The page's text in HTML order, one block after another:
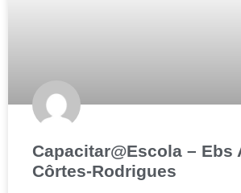
Capacitar@Escola – Ebs
Côrtes-Rodrigues